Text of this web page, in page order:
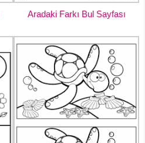
Aradaki Farkı Bul Sayfası